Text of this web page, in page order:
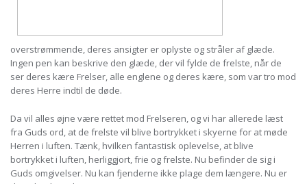
overstrømmende, deres ansigter er oplyste og stråler af glæde.
Ingen pen kan beskrive den glæde, der vil fylde de frelste, når de
ser deres kære Frelser, alle englene og deres kære, som var tro mod
deres Herre indtil de døde.
Da vil alles øjne være rettet mod Frelseren, og vi har allerede læst
fra Guds ord, at de frelste vil blive bortrykket i skyerne for at møde
Herren i luften. Tænk, hvilken fantastisk oplevelse, at blive
bortrykket i luften, herliggjort, frie og frelste. Nu befinder de sig i
Guds omgivelser. Nu kan fjenderne ikke plage dem længere. Nu er